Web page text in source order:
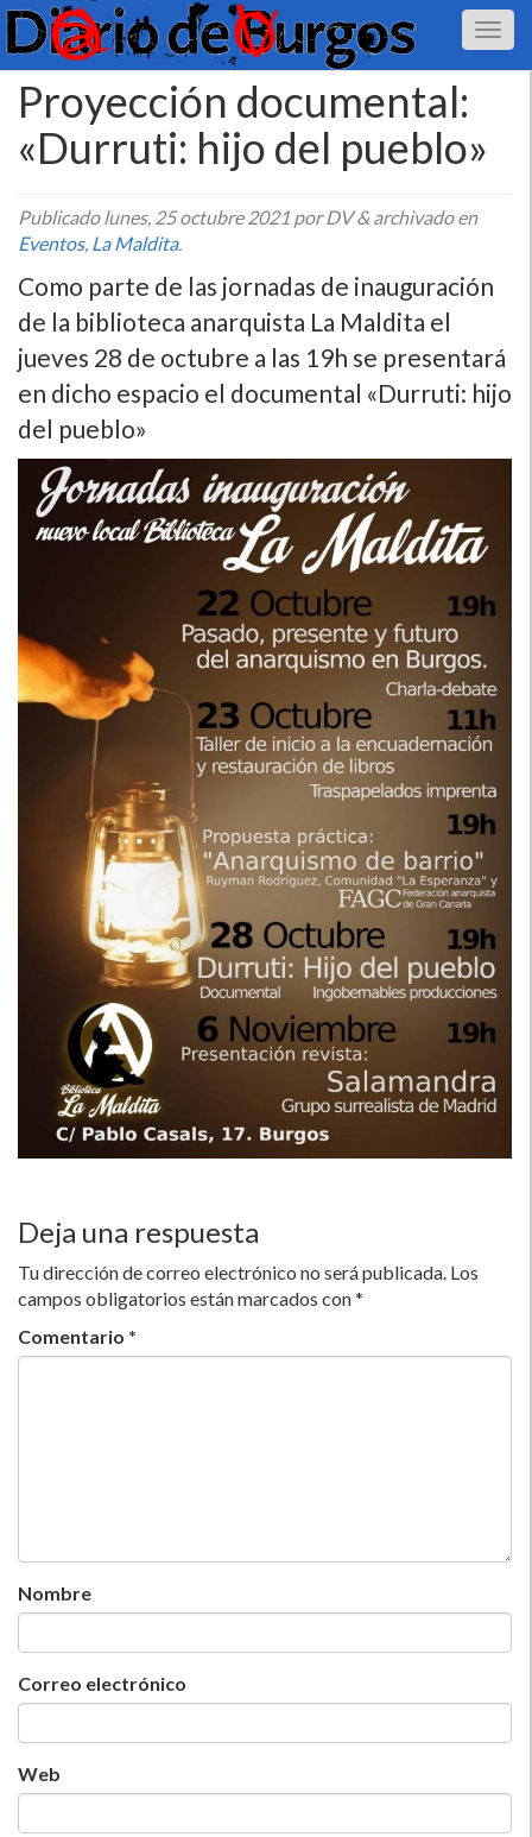
Proyección documental:
«Durruti: hijo del pueblo»
Publicadolunes, 25 octubre 2021 por DV&archivado en
Eventos, La Maldita.
Como parte de las jornadas de inauguración
de la biblioteca anarquista La Maldita el
jueves 28 de octubre a las 19h se presentará
en dicho espacio el documental «Durruti: hijo
del pueblo»
Deja una respuesta
Tu dirección de correo electrónico no será publicada. Los
campos obligatorios están marcados con*
Comentario *
Nombre
Correo electrónico
Web